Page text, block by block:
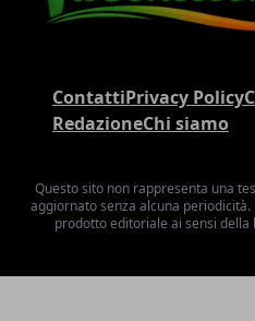
ContattiPrivacy Policy
RedazioneChi siamo
Questo sito non rappresenta una
aggiornato senza alcuna
prodotto editoriale ai sensi della